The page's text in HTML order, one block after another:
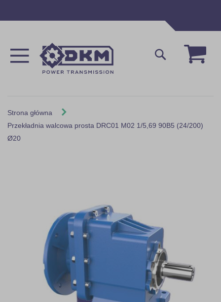
Mój
Szukaj
Strona główna
Przekładnia walcowa prosta DRC01 M02 1/5,69 90B5 (24/200)
Ø20